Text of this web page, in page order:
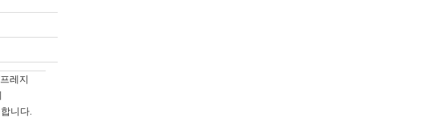
레지
니다.